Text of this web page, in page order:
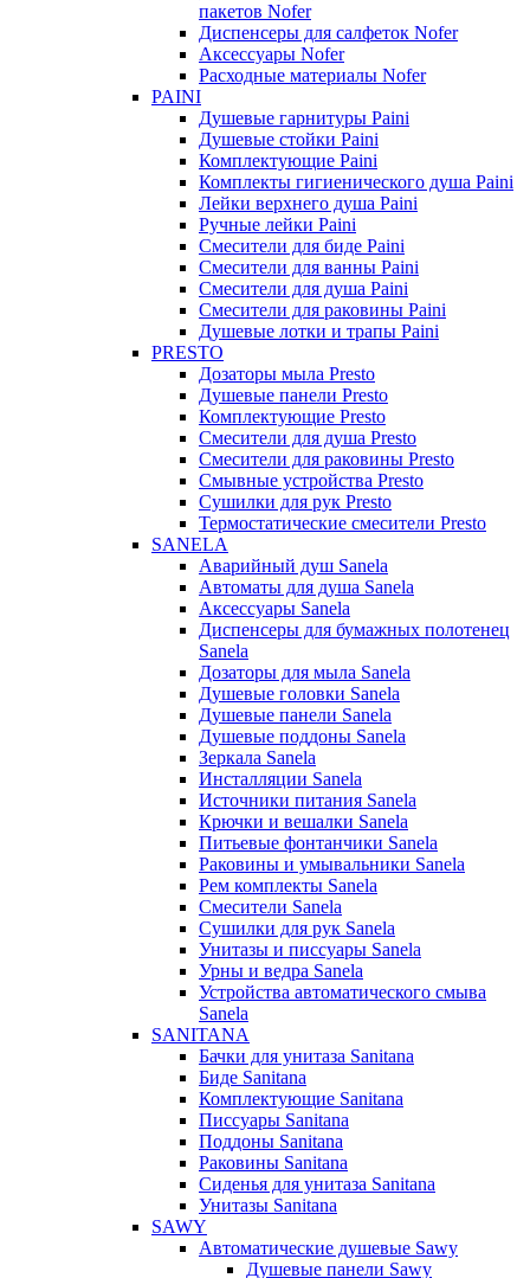
пакетов Nofer
Диспенсеры для салфеток Nofer
Аксессуары Nofer
Расходные материалы Nofer
PAINI
Душевые гарнитуры Paini
Душевые стойки Paini
Комплектующие Paini
Комплекты гигиенического душа Paini
Лейки верхнего душа Paini
Ручные лейки Paini
Смесители для биде Paini
Смесители для ванны Paini
Смесители для душа Paini
Смесители для раковины Paini
Душевые лотки и трапы Paini
PRESTO
Дозаторы мыла Presto
Душевые панели Presto
Комплектующие Presto
Смесители для душа Presto
Смесители для раковины Presto
Смывные устройства Presto
Сушилки для рук Presto
Термостатические смесители Presto
SANELA
Аварийный душ Sanela
Автоматы для душа Sanela
Аксессуары Sanela
Диспенсеры для бумажных полотенец
Sanela
Дозаторы для мыла Sanela
Душевые головки Sanela
Душевые панели Sanela
Душевые поддоны Sanela
Зеркала Sanela
Инсталляции Sanela
Источники питания Sanela
Крючки и вешалки Sanela
Питьевые фонтанчики Sanela
Раковины и умывальники Sanela
Рем комплекты Sanela
Смесители Sanela
Сушилки для рук Sanela
Унитазы и писсуары Sanela
Урны и ведра Sanela
Устройства автоматического смыва
Sanela
SANITANA
Бачки для унитаза Sanitana
Биде Sanitana
Комплектующие Sanitana
Писсуары Sanitana
Поддоны Sanitana
Раковины Sanitana
Сиденья для унитаза Sanitana
Унитазы Sanitana
SAWY
Автоматические душевые Sawy
Душевые панели Sawy